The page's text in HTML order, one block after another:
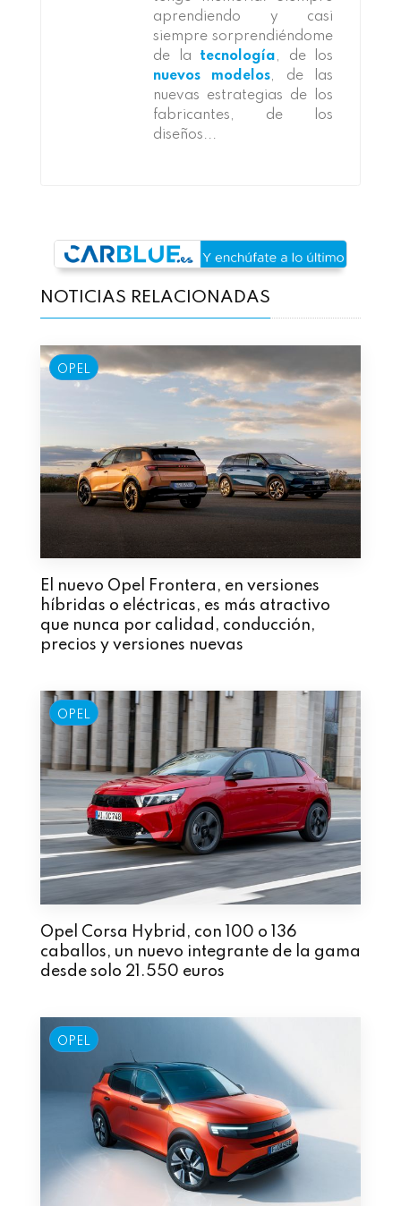
aprendiendo y casi
siempre sorprendiéndome
de la tecnología, de los
nuevos modelos, de las
nuevas estrategias de los
fabricantes, de los
diseños...
NOTICIAS RELACIONADAS
OPEL
El nuevo Opel Frontera, en versiones
híbridas o eléctricas, es más atractivo
que nunca por calidad, conducción,
precios y versiones nuevas
OPEL
Opel Corsa Hybrid, con 100 o 136
caballos, un nuevo integrante de la gama
desde solo 21.550 euros
OPEL